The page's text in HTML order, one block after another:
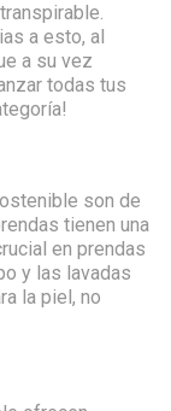
a esto, al
a su vez
todas tus
son de
tienen una
en prendas
y las lavadas
la piel, no